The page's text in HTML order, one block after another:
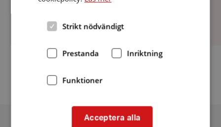
Strikt nödvändigt
Prestanda Inriktning
Funktioner
Acceptera alla